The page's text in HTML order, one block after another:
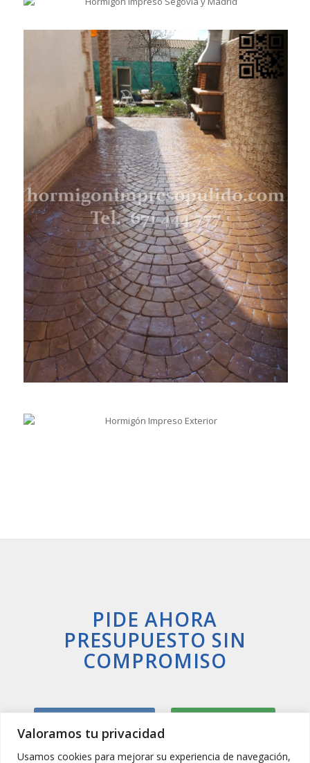
Valoramos tu privacidad
Usamos cookies para mejorar su experiencia de navegación,
PIDE AHORA
PRESUPUESTO SIN
COMPROMISO